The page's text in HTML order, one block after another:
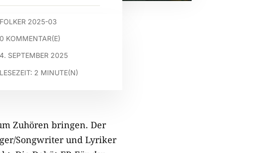
FOLKER 2025-03
0 KOMMENTAR(E)
4. SEPTEMBER 2025
LESEZEIT: 2 MINUTE(N)
Zuhören bringen. Der
Songwriter und Lyriker